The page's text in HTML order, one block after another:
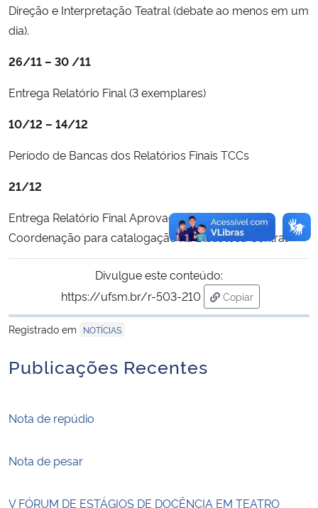
Advocacia-Geral da União
Direção e Interpretação Teatral (debate ao menos em um
dia).
26/11 – 30 /11
Entrega Relatório Final (3 exemplares)
10/12 – 14/12
Período de Bancas dos Relatórios Finais TCCs
21/12
Entrega Relatório Final Aprovado e Revisado na
Coordenação para catalogação na Biblioteca Central
Divulgue este conteúdo:
https://ufsm.br/r-503-210
Copiar
para área de
Registrado em
NOTÍCIAS
Publicações Recentes
Nota de repúdio
Nota de pesar
V FÓRUM DE ESTÁGIOS DE DOCÊNCIA EM TEATRO